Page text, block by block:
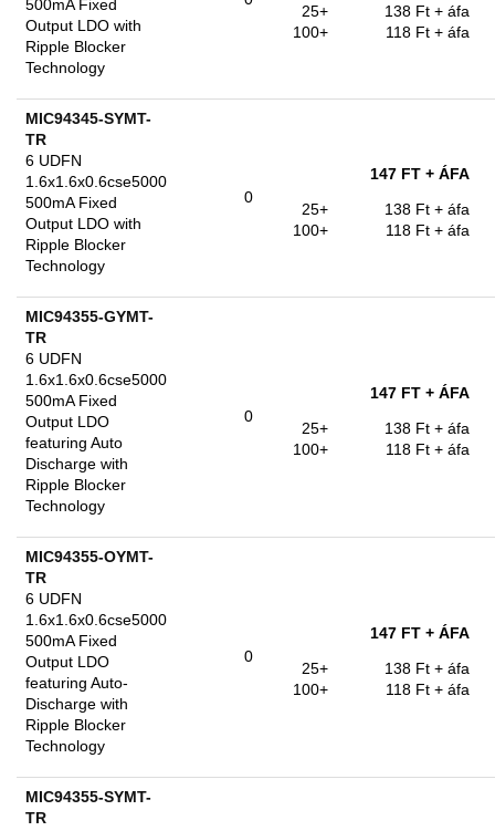
500mA Fixed
Output LDO with
Ripple Blocker
Technology
25+
138 Ft + áfa
100+
118 Ft + áfa
MIC94345-SYMT-
TR
6 UDFN
1.6x1.6x0.6cse5000
500mA Fixed
Output LDO with
Ripple Blocker
Technology
0
147 FT + ÁFA
25+
138 Ft + áfa
100+
118 Ft + áfa
MIC94355-GYMT-
TR
6 UDFN
1.6x1.6x0.6cse5000
500mA Fixed
Output LDO
featuring Auto
Discharge with
Ripple Blocker
Technology
0
147 FT + ÁFA
25+
138 Ft + áfa
100+
118 Ft + áfa
MIC94355-OYMT-
TR
6 UDFN
1.6x1.6x0.6cse5000
500mA Fixed
Output LDO
featuring Auto-
Discharge with
Ripple Blocker
Technology
0
147 FT + ÁFA
25+
138 Ft + áfa
100+
118 Ft + áfa
MIC94355-SYMT-
TR